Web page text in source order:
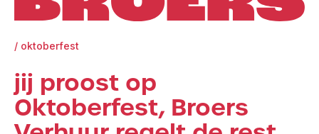
/ oktoberfest
jij proost op
Oktoberfest, Broers